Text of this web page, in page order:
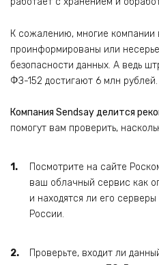
К сожалению, многие компании
проинформированы или
безопасности данных. А ведь
ФЗ-152 достигают 6 млн рублей.
Компания Sendsay делится
помогут вам проверить,
Посмотрите на сайте
ваш облачный сервис как
и находятся ли его
России.
Проверьте, входит ли